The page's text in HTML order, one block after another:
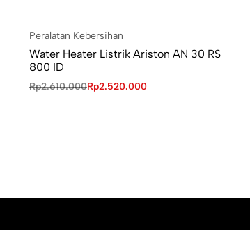
Peralatan Kebersihan
Water Heater Listrik Ariston AN 30 RS
800 ID
Rp2.610.000Rp2.520.000